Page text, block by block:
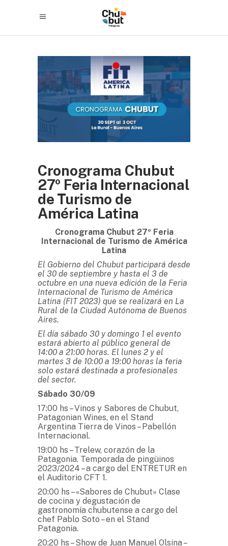
Cronograma Chubut
27º Feria Internacional
de Turismo de
América Latina
Cronograma Chubut 27º Feria
Internacional de Turismo de América
Latina
El Gobierno del Chubut participará desde
el 30 de septiembre y hasta el 3 de
octubre en una nueva edición de la Feria
Internacional de Turismo de América
Latina (FIT 2023) que se realizará en La
Rural de la Ciudad Autónoma de Buenos
Aires.
El día sábado 30 y domingo 1 el evento
estará abierto al público general de
14:00 a 21:00 horas. El lunes 2 y el
martes 3 de 10:00 a 19:00 horas la feria
solo estará destinada a profesionales
del sector.
Sábado 30/09
17:00 hs – Vinos y Sabores de Chubut,
Patagonian Wines, en el Stand
Argentina Tierra de Vinos – Pabellón
Internacional.
19:00 hs – Trelew, corazón de la
Patagonia. Temporada de pingüinos
2023/2024 – a cargo del ENTRETUR en
el Auditorio CFT 1.
20:00 hs – «Sabores de Chubut» Clase
de cocina y degustación de
gastronomía chubutense a cargo del
chef Pablo Soto – en el Stand
Patagonia.
20:20 hs – Show de Juan Manuel Olsina –